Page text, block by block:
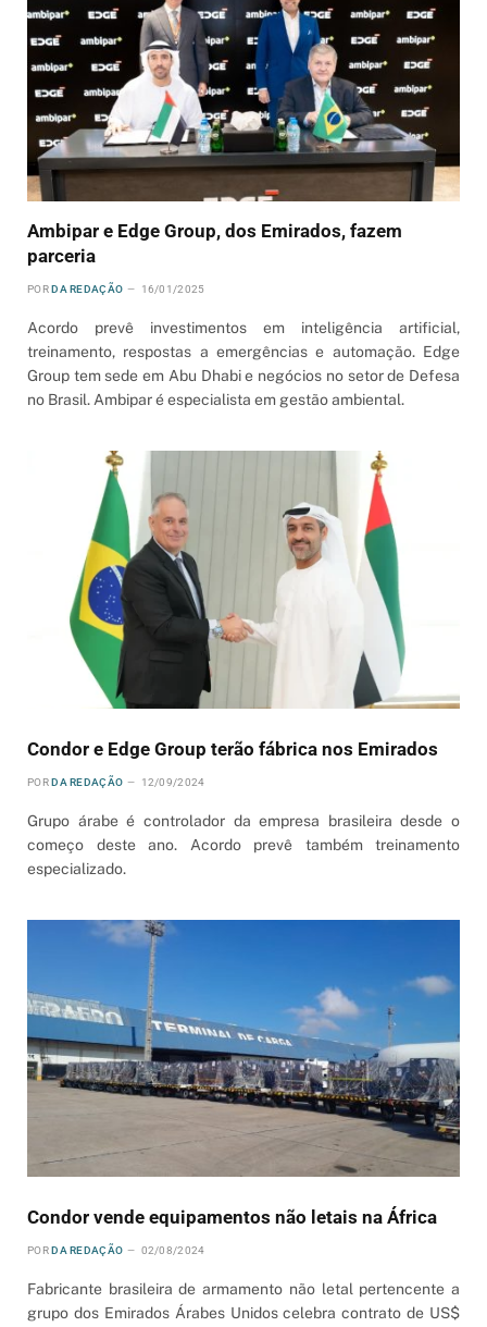
Ambipar e Edge Group, dos Emirados, fazem
parceria
POR DA REDAÇÃO 16/01/2025
Acordo prevê investimentos em inteligência artificial,
treinamento, respostas a emergências e automação. Edge
Group tem sede em Abu Dhabi e negócios no setor de Defesa
no Brasil. Ambipar é especialista em gestão ambiental.
Condor e Edge Group terão fábrica nos Emirados
POR DA REDAÇÃO 12/09/2024
Grupo árabe é controlador da empresa brasileira desde o
começo deste ano. Acordo prevê também treinamento
especializado.
Condor vende equipamentos não letais na África
POR DA REDAÇÃO 02/08/2024
Fabricante brasileira de armamento não letal pertencente a
grupo dos Emirados Árabes Unidos celebra contrato de US$